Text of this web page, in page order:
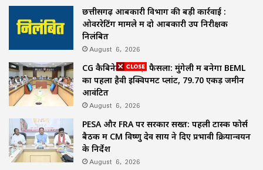
छत्तीसगढ़ आबकारी विभाग की बड़ी कार्रवाई :
ओवररेटिंग मामले में दो आबकारी उप निरीक्षक
निलंबित
August 6, 2026
CG कैबिनेट का बड़ा फैसला: मुंगेली में बनेगा BEML
का पहला हैवी इक्विपमेंट प्लांट, 79.70 एकड़ जमीन
आवंटित
August 6, 2026
PESA और FRA पर सरकार सख्त: पहली टास्क फोर्स
बैठक में CM विष्णु देव साय ने दिए प्रभावी क्रियान्वयन
के निर्देश
August 6, 2026